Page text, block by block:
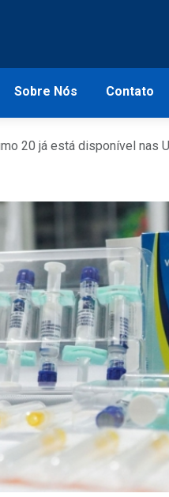
Sobre Nós Contato
20 já está disponível nas